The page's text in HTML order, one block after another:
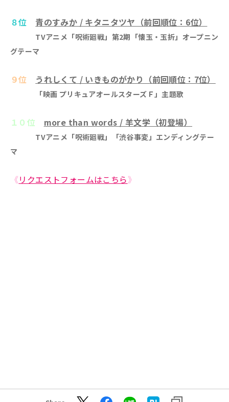
８位 青のすみか / キタニタツヤ（前回順位：6位）
TVアニメ「呪術廻戦」第2期「懐玉・玉折」オープニン
グテーマ
９位 うれしくて / いきものがかり（前回順位：7位）
「映画 プリキュアオールスターズＦ」主題歌
１０位 more than words / 羊文学（初登場）
TVアニメ「呪術廻戦」「渋谷事変」エンディングテー
マ
《リクエストフォームはこちら》